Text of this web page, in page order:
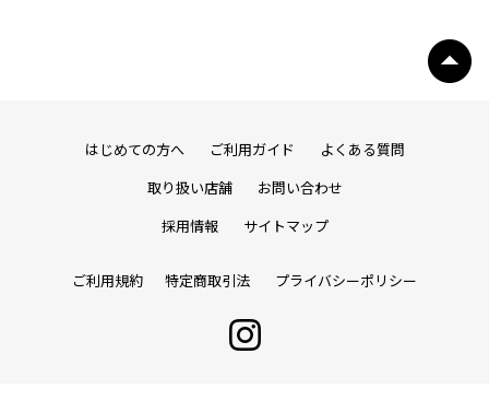
はじめての方へ ご利用ガイド よくある質問
取り扱い店舗 お問い合わせ
採用情報 サイトマップ
ご利用規約 特定商取引法 プライバシーポリシー